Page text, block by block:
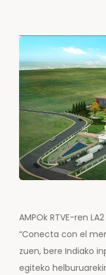
AMPOk RTVE-ren
“Conecta con el
zuen, bere Indiako
egiteko